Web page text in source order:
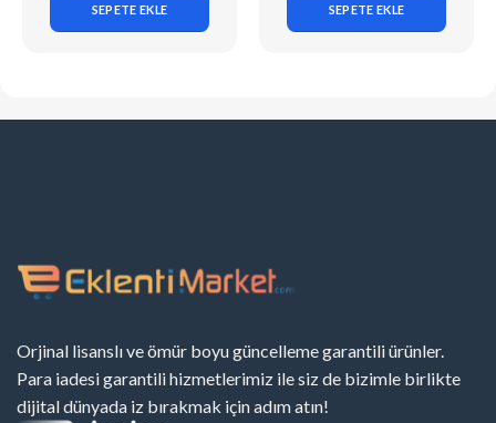
SEPETE EKLE SEPETE EKLE
Orjinal lisanslı ve ömür boyu güncelleme garantili ürünler.
Para iadesi garantili hizmetlerimiz ile siz de bizimle birlikte
dijital dünyada iz bırakmak için adım atın!